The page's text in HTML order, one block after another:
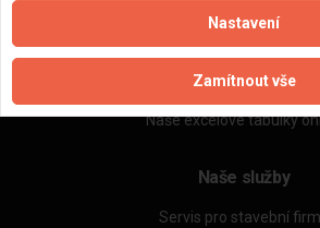
Zásady pro používání
Naše excelové tabulky
Naše služby
Servis pro stavební
Nastavení
Zamítnout vše